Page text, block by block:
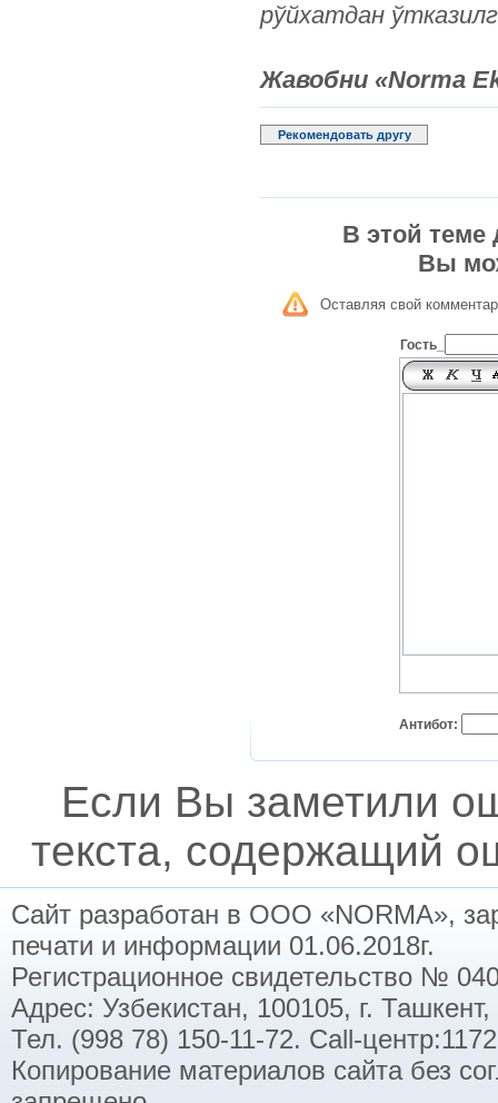
рўйхатдан
Жавобни «Norma
Рекомендовать другу
В этой теме
Вы
Оставляя свой
Гость_
Антибот:
Если Вы заметили
текста, содержащий
Сайт разработан в ООО «NORMA»,
печати и информации 01.06.2018г.
Регистрационное свидетельство №
Адрес: Узбекистан, 100105, г.
Тел. (998 78) 150-11-72. Call-
Копирование материалов сайта без